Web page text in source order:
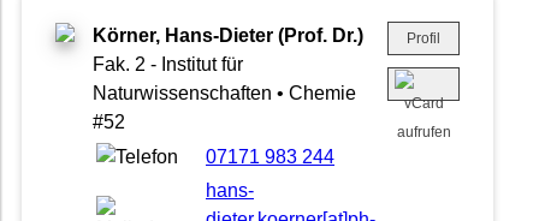
Körner, Hans-Dieter (Prof. Dr.)
Fak. 2 - Institut für
Naturwissenschaften • Chemie
#52
07171 983 244
hans-
Profil